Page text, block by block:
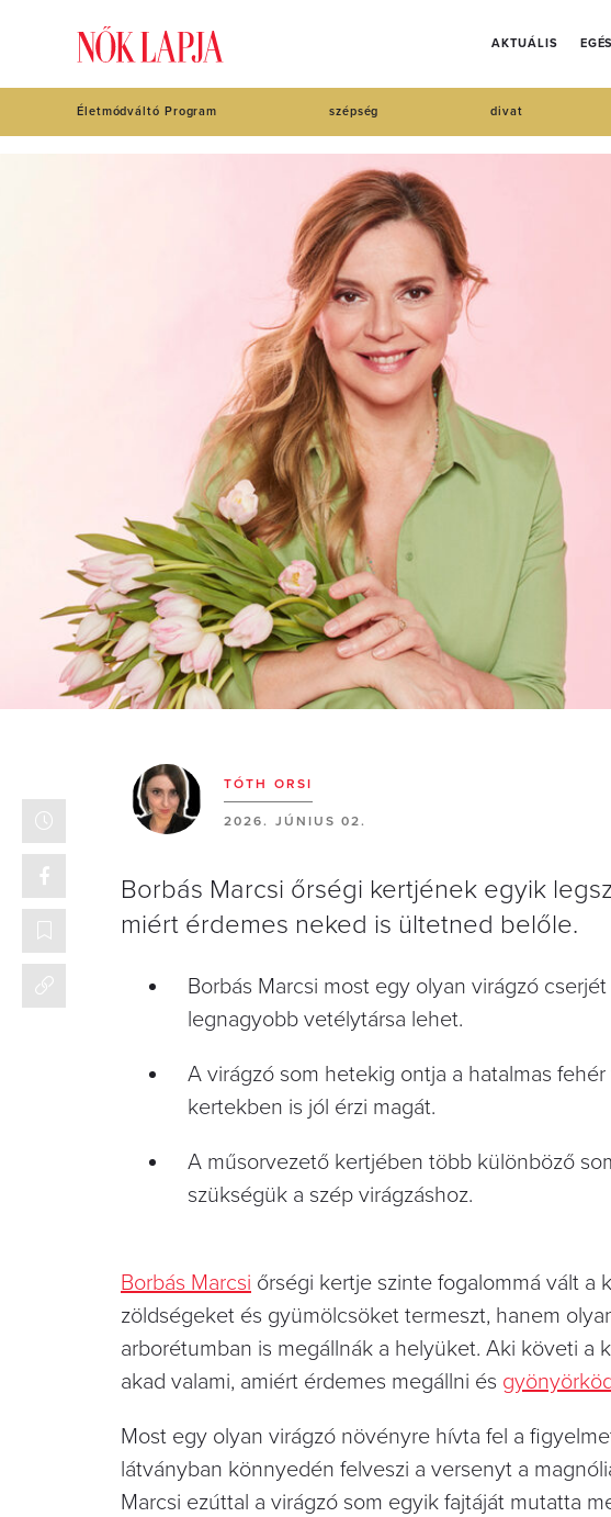
AKTUÁLIS
Életmódváltó Program szépség divat
TÓTH ORSI
2026. JÚNIUS 02.
Borbás Marcsi őrségi kertjének egyik
miért érdemes neked is ültetned belőle.
Borbás Marcsi most egy olyan virágzó
legnagyobb vetélytársa lehet.
A virágzó som hetekig ontja a hatalmas
kertekben is jól érzi magát.
A műsorvezető kertjében több különböző
szükségük a szép virágzáshoz.
Borbás Marcsi őrségi kertje szinte fogalommá vált
zöldségeket és gyümölcsöket termeszt, hanem
arborétumban is megállnák a helyüket. Aki követi a
akad valami, amiért érdemes megállni és
Most egy olyan virágzó növényre hívta fel a
látványban könnyedén felveszi a versenyt a
Marcsi ezúttal a virágzó som egyik fajtáját mutatta